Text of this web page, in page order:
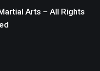
Arts – All Rights